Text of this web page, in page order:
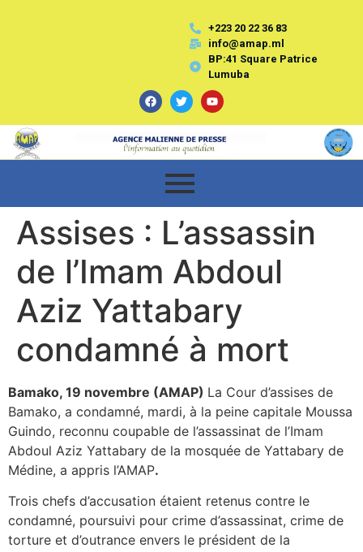
+223 20 22 36 83
info@amap.ml
BP:41 Square Patrice
Lumuba
Assises : L’assassin
de l’Imam Abdoul
Aziz Yattabary
condamné à mort
Bamako, 19 novembre (AMAP) La Cour d’assises de
Bamako, a condamné, mardi, à la peine capitale Moussa
Guindo, reconnu coupable de l’assassinat de l’Imam
Abdoul Aziz Yattabary de la mosquée de Yattabary de
Médine, a appris l’AMAP.
Trois chefs d’accusation étaient retenus contre le
condamné, poursuivi pour crime d’assassinat, crime de
torture et d’outrance envers le président de la